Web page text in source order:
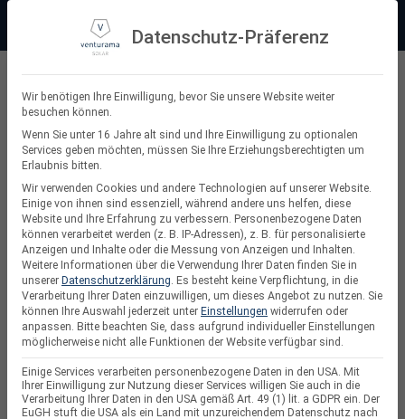
springen
+49 (0) 64 64 37 19 5 - 0
Suchen
nach:
Freiflächen Photovoltaik
Datenschutz-Präferenz
Wir benötigen Ihre Einwilligung, bevor Sie unsere Website weiter
besuchen können.
Wenn Sie unter 16 Jahre alt sind und Ihre Einwilligung zu optionalen
Services geben möchten, müssen Sie Ihre Erziehungsberechtigten um
Erlaubnis bitten.
Wir verwenden Cookies und andere Technologien auf unserer Website.
Einige von ihnen sind essenziell, während andere uns helfen, diese
Website und Ihre Erfahrung zu verbessern. Personenbezogene Daten
können verarbeitet werden (z. B. IP-Adressen), z. B. für personalisierte
Anzeigen und Inhalte oder die Messung von Anzeigen und Inhalten.
Weitere Informationen über die Verwendung Ihrer Daten finden Sie in
unserer Datenschutzerklärung. Es besteht keine Verpflichtung, in die
Verarbeitung Ihrer Daten einzuwilligen, um dieses Angebot zu nutzen. Sie
können Ihre Auswahl jederzeit unter Einstellungen widerrufen oder
anpassen. Bitte beachten Sie, dass aufgrund individueller Einstellungen
möglicherweise nicht alle Funktionen der Website verfügbar sind.
Einige Services verarbeiten personenbezogene Daten in den USA. Mit
Ihrer Einwilligung zur Nutzung dieser Services willigen Sie auch in die
Verarbeitung Ihrer Daten in den USA gemäß Art. 49 (1) lit. a GDPR ein. Der
EuGH stuft die USA als ein Land mit unzureichendem Datenschutz nach